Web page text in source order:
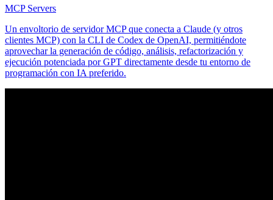
MCP Servers
Un envoltorio de servidor MCP que conecta a Claude (y otros
clientes MCP) con la CLI de Codex de OpenAI, permitiéndote
aprovechar la generación de código, análisis, refactorización y
ejecución potenciada por GPT directamente desde tu entorno de
programación con IA preferido.